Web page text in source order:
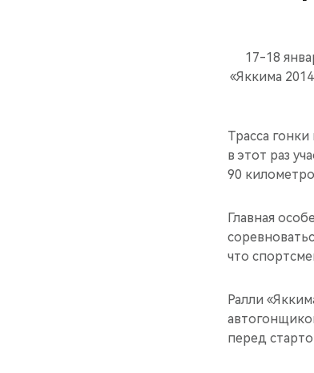
17-18
«Яккима
Трасса
в этот раз
90
Главная
что
Ралли
перед